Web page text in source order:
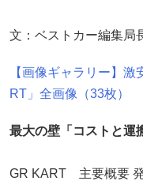
文：ベストカー編集局
【画像ギャラリー】
RT」全画像（33枚）
最大の壁「コストと運
GR KART 主要概要